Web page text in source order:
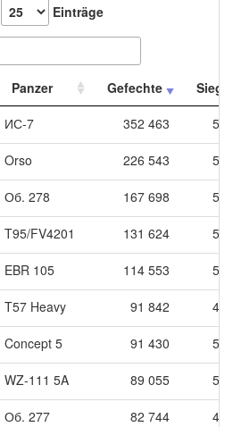
Einträge
Panzer Gefechte
Siege
ИС-7 352 463
Orso 226 543
Об. 278 167 698
T95/FV4201 131 624
EBR 105 114 553
T57 Heavy 91 842
Concept 5 91 430
WZ-111 5A 89 055
Об. 277 82 744